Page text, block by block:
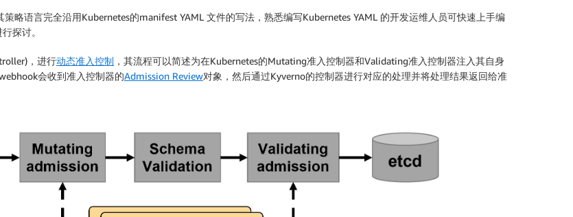
略语言完全沿用Kubernetes的manifest YAML 文件的写法，熟悉编写Kubernetes YAML 的开发运维人员可快速上手编
探讨。
，进行动态准入控制 ，其流程可以简述为在Kubernetes的Mutating准入控制器和Validating准入控制器注入其自身
会收到准入控制器的Admission Review对象，然后通过Kyverno的控制器进行对应的处理并将处理结果返回给准